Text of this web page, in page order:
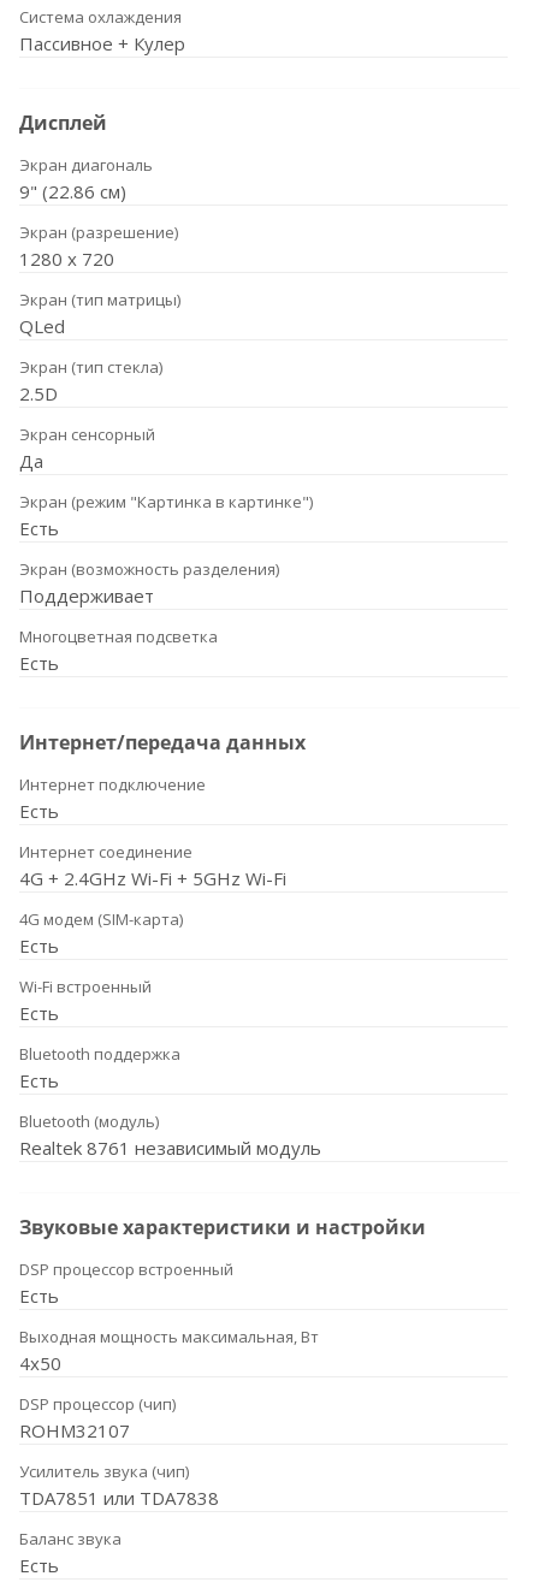
Система охлаждения
Пассивное + Кулер
Дисплей
Экран диагональ
9" (22.86 см)
Экран (разрешение)
1280 х 720
Экран (тип матрицы)
QLed
Экран (тип стекла)
2.5D
Экран сенсорный
Да
Экран (режим "Картинка в картинке")
Есть
Экран (возможность разделения)
Поддерживает
Многоцветная подсветка
Есть
Интернет/передача данных
Интернет подключение
Есть
Интернет соединение
4G + 2.4GHz Wi-Fi + 5GHz Wi-Fi
4G модем (SIM-карта)
Есть
Wi-Fi встроенный
Есть
Bluetooth поддержка
Есть
Bluetooth (модуль)
Realtek 8761 независимый модуль
Звуковые характеристики и настройки
DSP процессор встроенный
Есть
Выходная мощность максимальная, Вт
4x50
DSP процессор (чип)
ROHM32107
Усилитель звука (чип)
TDA7851 или TDA7838
Баланс звука
Есть